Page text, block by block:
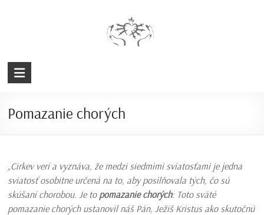
Farnosť
Rímskokatolícka
Pomazanie chorých
„Cirkev verí a vyznáva, že medzi siedmimi sviatosťami je jedna
sviatosť osobitne určená na to, aby posilňovala tých, čo sú
skúšaní chorobou. Je to pomazanie chorých: Toto sväté
pomazanie chorých ustanovil náš Pán, Ježiš Kristus ako skutočnú